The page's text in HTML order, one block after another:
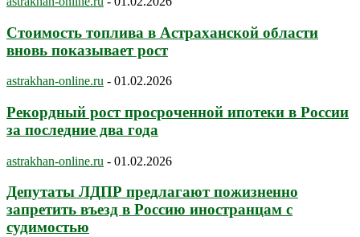
Стоимость топлива в Астраханской области
вновь показывает рост
astrakhan-online.ru - 01.02.2026
Рекордный рост просроченной ипотеки в России
за последние два года
astrakhan-online.ru - 01.02.2026
Депутаты ЛДПР предлагают пожизненно
запретить въезд в Россию иностранцам с
судимостью